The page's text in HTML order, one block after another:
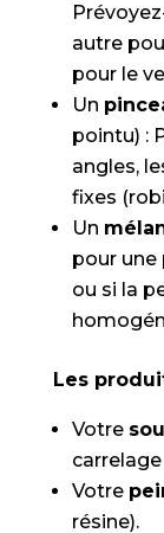
autre
pour le
Un
pointu) :
angles,
fixes
Un
pour une
ou si la
Les
Votre
Votre
résine).